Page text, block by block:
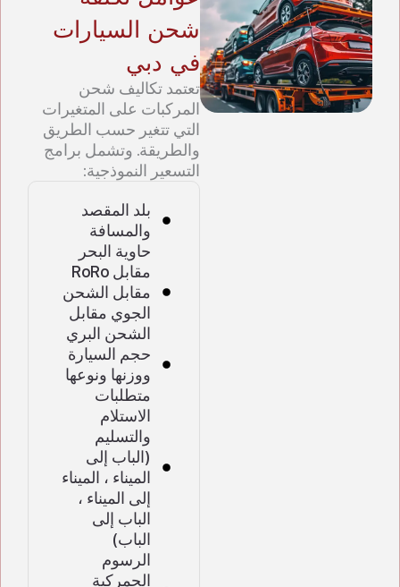
شحن السيارات
في دبي
تعتمد تكاليف شحن
المركبات على المتغيرات
التي تتغير حسب الطريق
والطريقة. وتشمل برامج
التسعير النموذجية:
بلد المقصد
والمسافة
حاوية البحر
مقابل RoRo
مقابل الشحن
الجوي مقابل
الشحن البري
حجم السيارة
ووزنها ونوعها
متطلبات
الاستلام
والتسليم
(الباب إلى
الميناء ، الميناء
إلى الميناء ،
الباب إلى
الباب)
الرسوم
الجمركية